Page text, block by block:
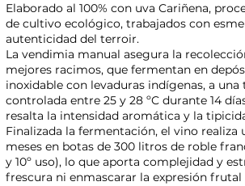
Elaborado al 100% con uva Cariñena,
de cultivo ecológico, trabajados con
autenticidad del terroir.
La vendimia manual asegura la
mejores racimos, que fermentan en
inoxidable con levaduras indígenas, a
controlada entre 25 y 28 ºC durante 14
resalta la intensidad aromática y la
Finalizada la fermentación, el vino realiza
meses en botas de 300 litros de roble
y 10º uso), lo que aporta complejidad y
frescura ni enmascarar la expresión frutal